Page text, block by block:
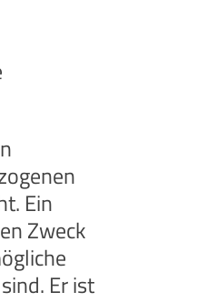
Ein
Zweck
Er ist